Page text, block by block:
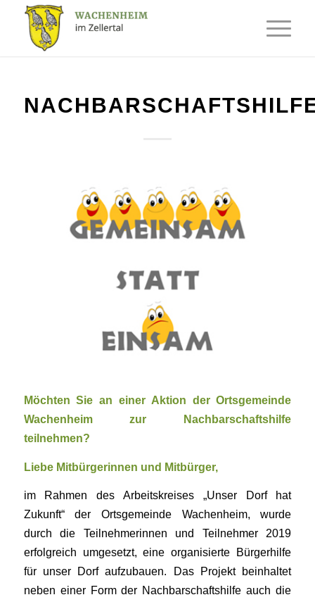
Möchten Sie an einer Aktion der Ortsgemeinde
Wachenheim zur Nachbarschaftshilfe
teilnehmen?
Liebe Mitbürgerinnen und Mitbürger,
im Rahmen des Arbeitskreises „Unser Dorf hat
Zukunft“ der Ortsgemeinde Wachenheim, wurde
durch die Teilnehmerinnen und Teilnehmer 2019
erfolgreich umgesetzt, eine organisierte Bürgerhilfe
für unser Dorf aufzubauen. Das Projekt beinhaltet
neben einer Form der Nachbarschaftshilfe auch die